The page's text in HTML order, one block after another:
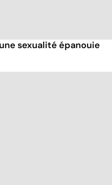
sexualité épanouie